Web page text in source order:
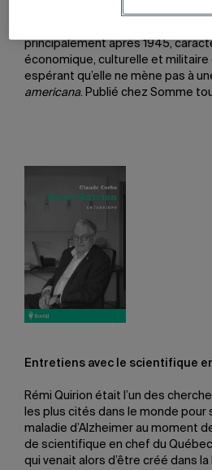
conclut sur l’effondrement de la
principalement après 1945,
économique, culturelle et militaire
espérant qu’elle ne mène pas à
americana. Publié chez Somme
Entretiens avec le scientifique
Rémi Quirion était l’un des
les plus cités dans le monde pour
maladie d’Alzheimer au moment
de scientifique en chef du
qui venait alors d’être créé dans